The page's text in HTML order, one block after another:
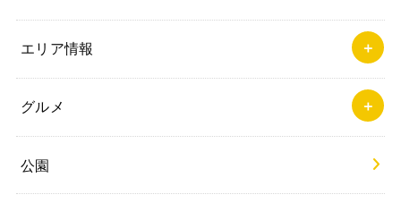
エリア情報
グルメ
公園